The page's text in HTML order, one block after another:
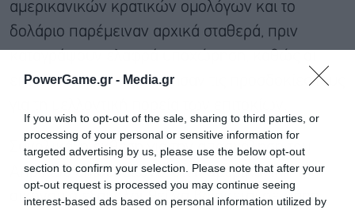
PowerGame.gr - Media.gr
If you wish to opt-out of the sale, sharing to third parties, or
processing of your personal or sensitive information for
targeted advertising by us, please use the below opt-out
section to confirm your selection. Please note that after your
opt-out request is processed you may continue seeing
interest-based ads based on personal information utilized by
αμερικανικών κρατικών ομολόγων και το
δολάριο παρέμειναν αρχικά σταθερά, πριν
επενδυτές επαναξιολόγησαν τις προσδοκίες τους
Συνολικά, η έκθεση για την απασχόληση του
Απριλίου επιβεβαιώνει ότι η αμερικανική
οικονομία εξακολουθεί να βρίσκεται σε φάση